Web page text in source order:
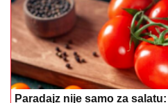
Paradajz nije samo za